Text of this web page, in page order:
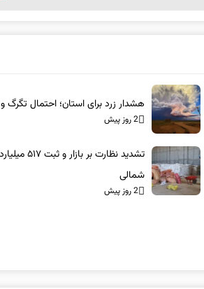
هشدار زرد برای استان؛ احتمال تگرگ
2 روز پیش
تشدید
شمالی
2 روز پیش